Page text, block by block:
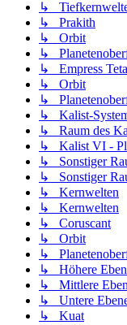
↳
↳ Prakith
↳ Orbit
↳
↳ Empress Teta
↳ Orbit
↳
↳ Kalist-
↳ Raum des
↳ Kalist VI -
↳ Sonstiger
↳ Sonstiger
↳ Kernwelten
↳ Kernwelten
↳ Coruscant
↳ Orbit
↳
↳ Höhere
↳ Mittlere
↳ Untere
↳ Kuat